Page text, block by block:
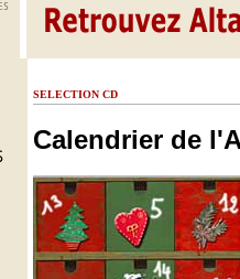
SELECTION CD
Calendrier de